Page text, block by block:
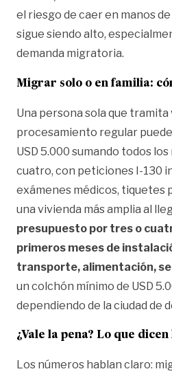
el riesgo de caer en manos
sigue siendo alto,
demanda migratoria.
Migrar solo o en familia:
Una persona sola que
procesamiento regular
USD 5.000 sumando todos
cuatro, con peticiones I-130
exámenes médicos, tiquetes
una vivienda más amplia al
presupuesto por tres o
primeros meses de
transporte, alimentación,
un colchón mínimo de USD
dependiendo de la ciudad de
¿Vale la pena? Lo que
Los números hablan claro: